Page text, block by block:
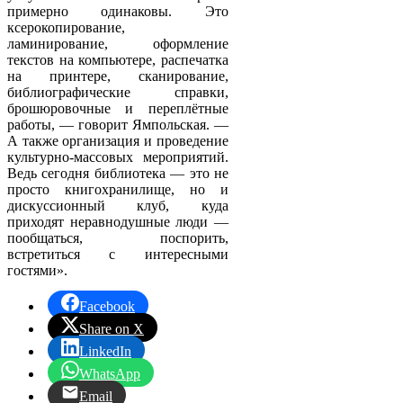
примерно одинаковы. Это
ксерокопирование,
ламинирование, оформление
текстов на компьютере, распечатка
на принтере, сканирование,
библиографические справки,
брошюровочные и переплётные
работы, — говорит Ямпольская. —
А также организация и проведение
культурно-массовых мероприятий.
Ведь сегодня библиотека — это не
просто книгохранилище, но и
дискуссионный клуб, куда
приходят неравнодушные люди —
пообщаться, поспорить,
встретиться с интересными
гостями».
Facebook
Share on X
LinkedIn
WhatsApp
Email